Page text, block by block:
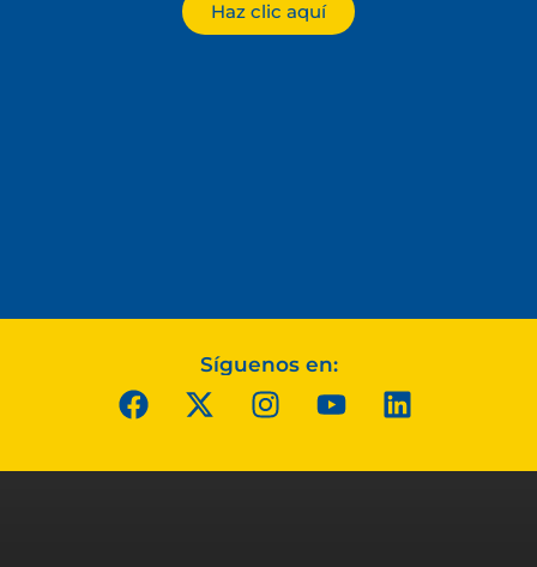
Haz clic aquí
Síguenos en: